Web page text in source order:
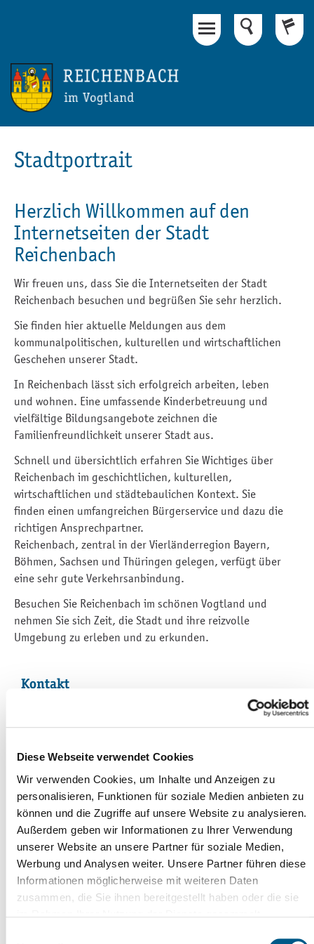
Diese Webseite verwendet Cookies
Wir verwenden Cookies, um Inhalte und Anzeigen zu
personalisieren, Funktionen für soziale Medien anbieten zu
können und die Zugriffe auf unsere Website zu analysieren.
Außerdem geben wir Informationen zu Ihrer Verwendung
unserer Website an unsere Partner für soziale Medien,
Werbung und Analysen weiter. Unsere Partner führen diese
Informationen möglicherweise mit weiteren Daten
zusammen, die Sie ihnen bereitgestellt haben oder die sie
Stadtportrait
Herzlich Willkommen auf den
Internetseiten der Stadt
Reichenbach
Wir freuen uns, dass Sie die Internetseiten der Stadt
Reichenbach besuchen und begrüßen Sie sehr herzlich.
Sie finden hier aktuelle Meldungen aus dem
kommunalpolitischen, kulturellen und wirtschaftlichen
Geschehen unserer Stadt.
In Reichenbach lässt sich erfolgreich arbeiten, leben
und wohnen. Eine umfassende Kinderbetreuung und
vielfältige Bildungsangebote zeichnen die
Familienfreundlichkeit unserer Stadt aus.
Schnell und übersichtlich erfahren Sie Wichtiges über
Reichenbach im geschichtlichen, kulturellen,
wirtschaftlichen und städtebaulichen Kontext. Sie
finden einen umfangreichen Bürgerservice und dazu die
richtigen Ansprechpartner.
Reichenbach, zentral in der Vierländerregion Bayern,
Böhmen, Sachsen und Thüringen gelegen, verfügt über
eine sehr gute Verkehrsanbindung.
Besuchen Sie Reichenbach im schönen Vogtland und
nehmen Sie sich Zeit, die Stadt und ihre reizvolle
Umgebung zu erleben und zu erkunden.
Kontakt
08468 Reichenbach im Vogtland
Zimmernummer 102
03765 524-2001
Kontaktformular
03765 524-2011